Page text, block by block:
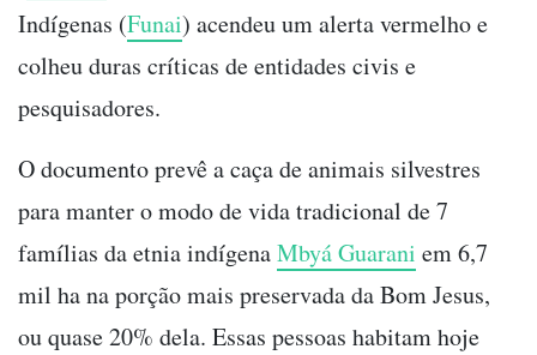
Indígenas (Funai) acendeu um alerta vermelho e
colheu duras críticas de entidades civis e
pesquisadores.
O documento prevê a caça de animais silvestres
para manter o modo de vida tradicional de 7
famílias da etnia indígenaMbyá Guarani em 6,7
mil ha na porção mais preservada da Bom Jesus,
ou quase 20% dela. Essas pessoas habitam hoje